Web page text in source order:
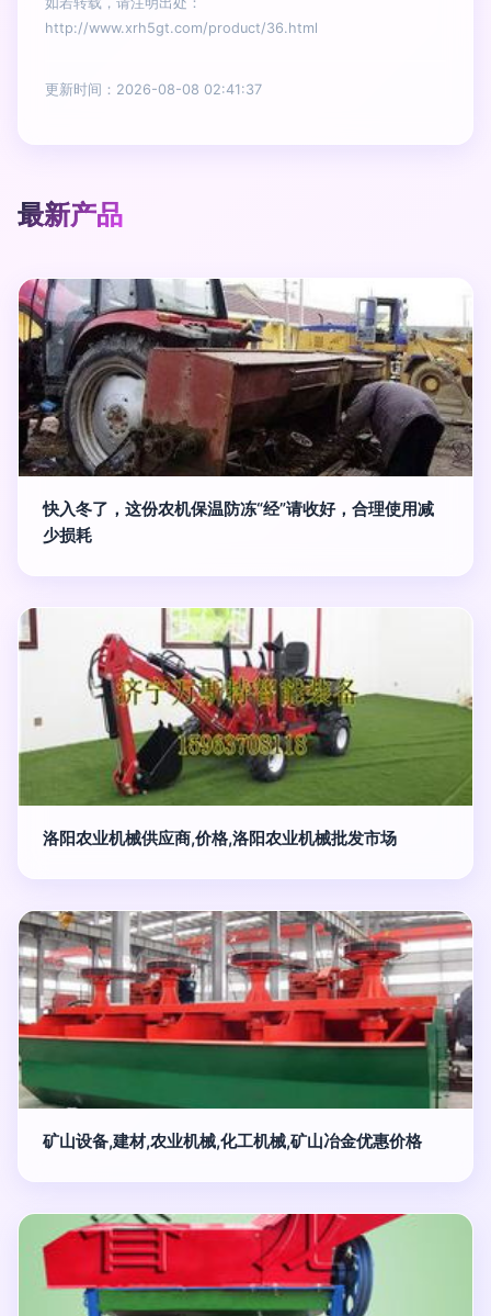
http://www.xrh5gt.com/product/36.html
更新时间：2026-08-08 02:41:37
最新产品
快入冬了，这份农机保温防冻“经”请收好，合理使用减
少损耗
洛阳农业机械供应商,价格,洛阳农业机械批发市场
矿山设备,建材,农业机械,化工机械,矿山冶金优惠价格